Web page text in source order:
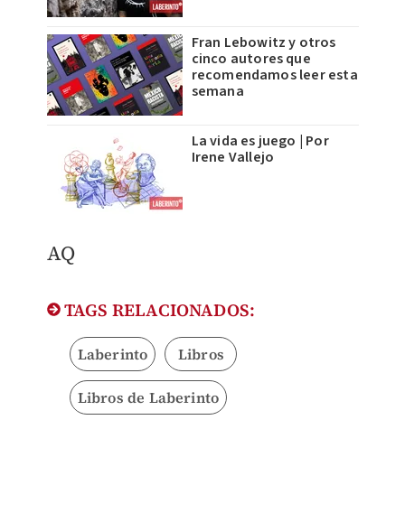
Fran Lebowitz y otros
cinco autores que
recomendamos leer esta
semana
La vida es juego | Por
Irene Vallejo
AQ
TAGS RELACIONADOS:
Laberinto Libros
Libros de Laberinto